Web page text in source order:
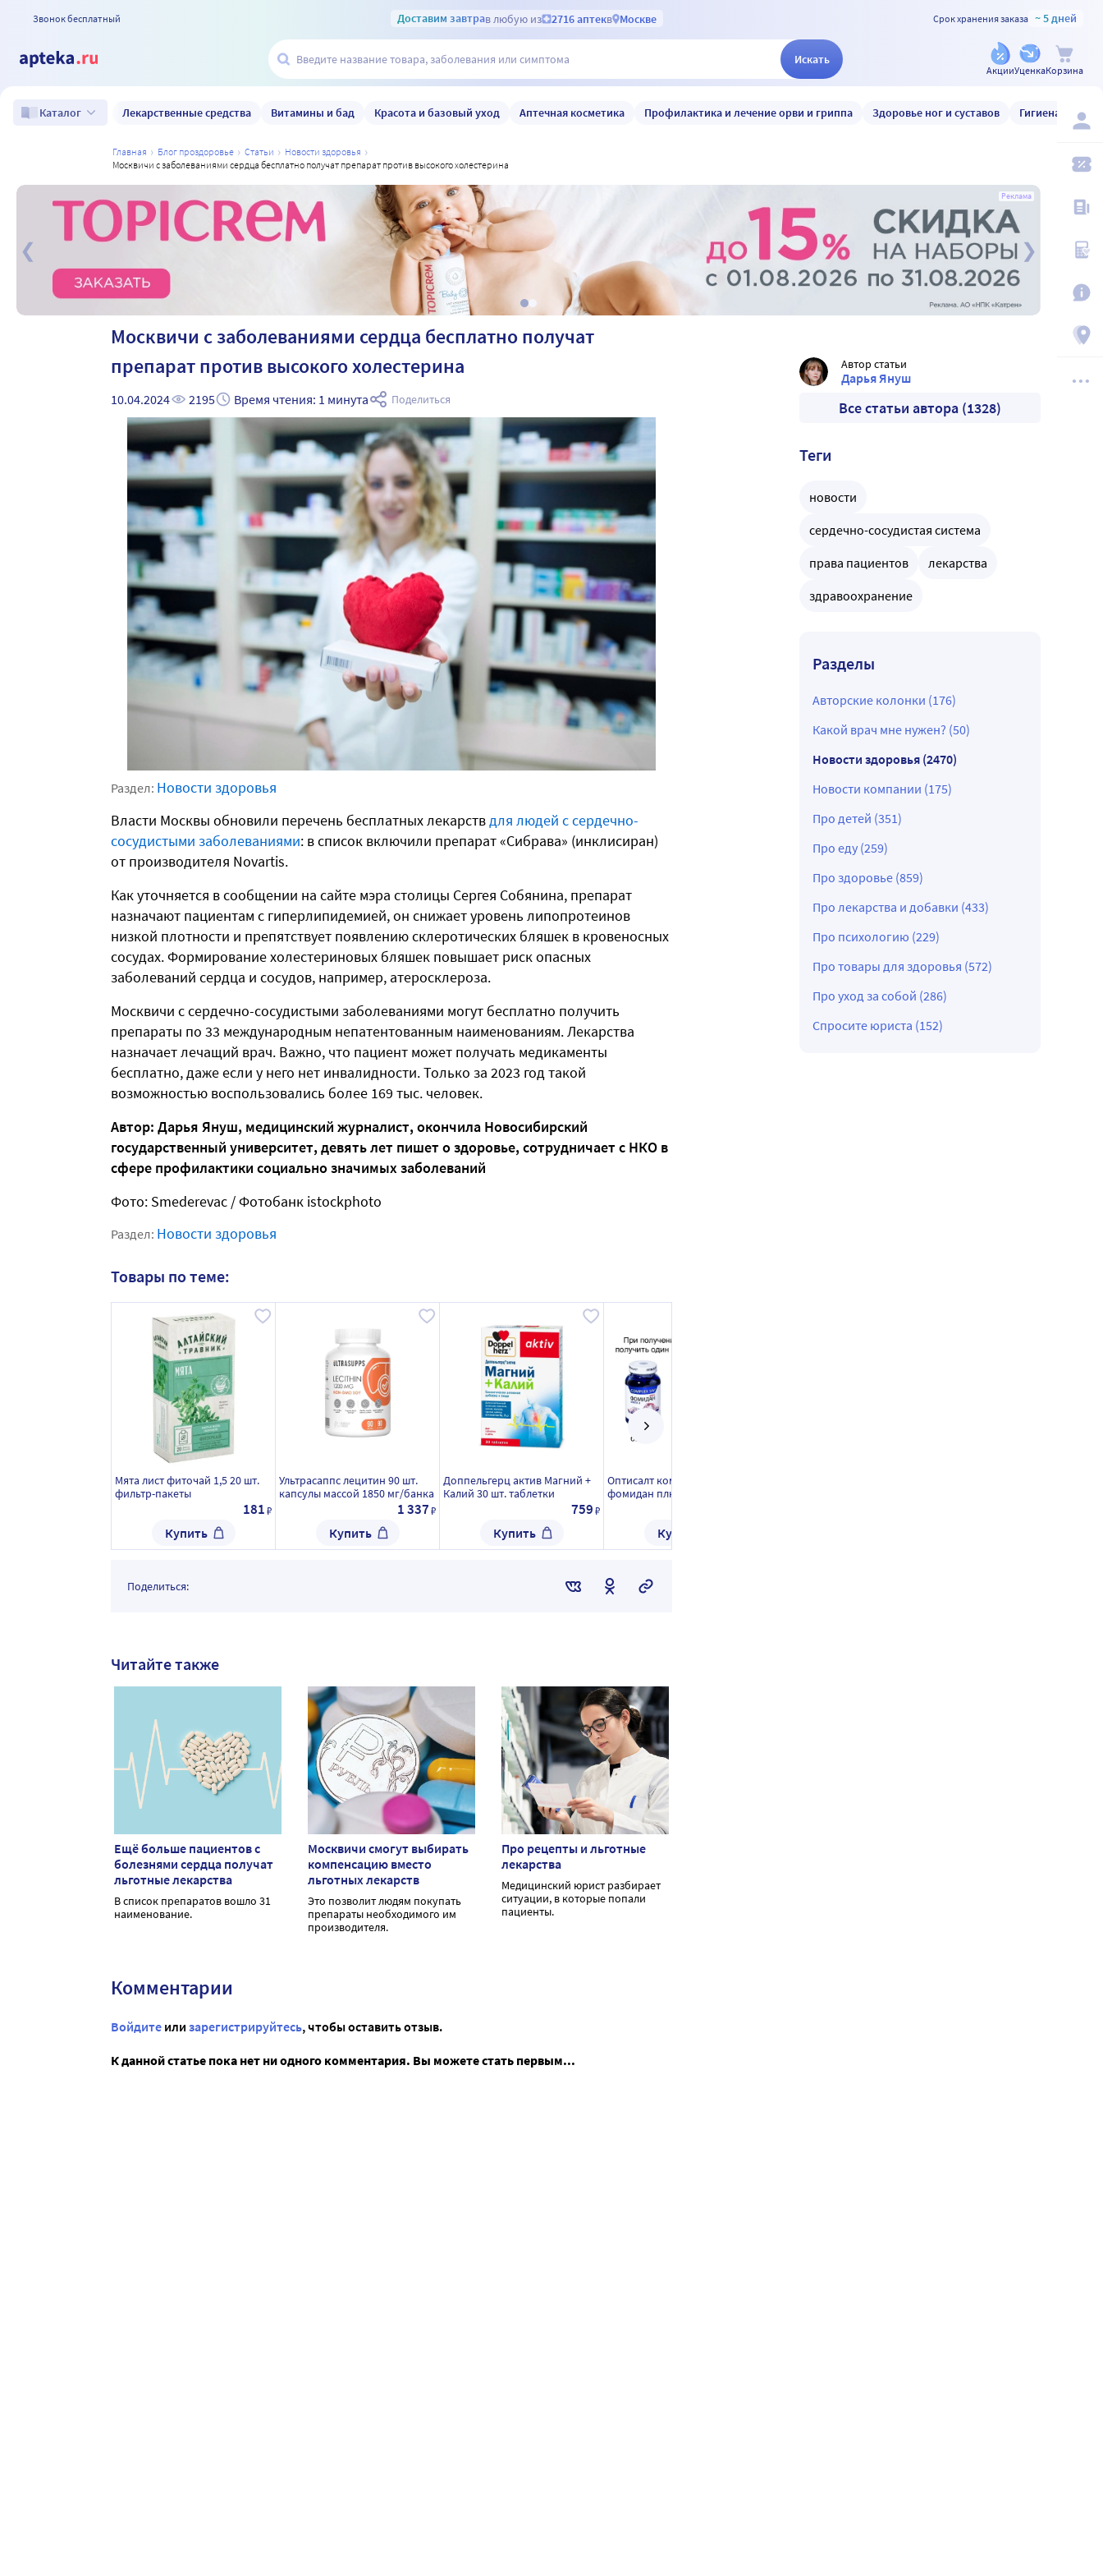
Звонок бесплатный Доставим завтрав любую из 2716 аптекв Москве Срок хранения заказа ~ 5 дней
Искать
АкцииУценкаКорзина
Каталог Лекарственные средства Витамины и бад Красота и базовый уход Аптечная косметика Профилактика и лечение орви и гриппа Здоровье ног и суставов Гигиена и уход
главная блог проздоровье статьи
новости здоровья
москвичи с заболеваниями сердца бесплатно получат препарат против высокого холестерина
Реклама
Москвичи с заболеваниями сердца бесплатно получат
препарат против высокого холестерина
10.04.2024 2195 Время чтения: 1 минута Поделиться
Раздел: Новости здоровья
Власти Москвы обновили перечень бесплатных лекарствдля людей с сердечно-
сосудистыми заболеваниями: в список включили препарат «Сибрава» (инклисиран)
от производителя Novartis.
Как уточняется в сообщении на сайте мэра столицы Сергея Собянина, препарат
назначают пациентам с гиперлипидемией, он снижает уровень липопротеинов
низкой плотности и препятствует появлению склеротических бляшек в кровеносных
сосудах. Формирование холестериновых бляшек повышает риск опасных
заболеваний сердца и сосудов, например, атеросклероза.
Москвичи с сердечно-сосудистыми заболеваниями могут бесплатно получить
препараты по 33 международным непатентованным наименованиям. Лекарства
назначает лечащий врач. Важно, что пациент может получать медикаменты
бесплатно, даже если у него нет инвалидности. Только за 2023 год такой
возможностью воспользовались более 169 тыс. человек.
Автор: Дарья Януш, медицинский журналист, окончила Новосибирский
государственный университет, девять лет пишет о здоровье, сотрудничает с НКО в
сфере профилактики социально значимых заболеваний
Фото: Smederevac / Фотобанк istockphoto
Раздел: Новости здоровья
Товары по теме:
Мята лист фиточай 1,5 20 шт.
фильтр-пакеты
181₽
Купить
Ультрасаппс лецитин 90 шт.
капсулы массой 1850 мг/банка
1 337₽
Купить
Доппельгерц актив Магний +
Калий 30 шт. таблетки
759₽
Купить
Оптисалт комплекс св
фомидан плюс 120 шт. капсулы
Купить
Поделиться:
Читайте также
Ещё больше пациентов с
болезнями сердца получат
льготные лекарства
В список препаратов вошло 31
наименование.
Москвичи смогут выбирать
компенсацию вместо
льготных лекарств
Это позволит людям покупать
препараты необходимого им
производителя.
Про рецепты и льготные
лекарства
Медицинский юрист разбирает
ситуации, в которые попали
пациенты.
Комментарии
Войдите или зарегистрируйтесь, чтобы оставить отзыв.
К данной статье пока нет ни одного комментария. Вы можете стать первым...
Автор статьи
Дарья Януш
Все статьи автора (1328)
Теги
новости
сердечно-сосудистая система
права пациентов
лекарства
здравоохранение
Разделы
Авторские колонки (176)
Какой врач мне нужен? (50)
Новости здоровья (2470)
Новости компании (175)
Про детей (351)
Про еду (259)
Про здоровье (859)
Про лекарства и добавки (433)
Про психологию (229)
Про товары для здоровья (572)
Про уход за собой (286)
Спросите юриста (152)